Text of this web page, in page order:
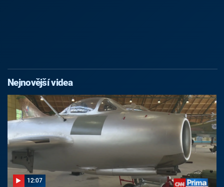
Nejnovější videa
12:07